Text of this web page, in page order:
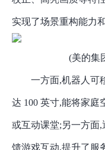
实现了场景重构能力
(美的集
一方面,机器人可
达 100 英寸,能将家庭
或互动课堂;另一方面
馈游戏互动,提升了服